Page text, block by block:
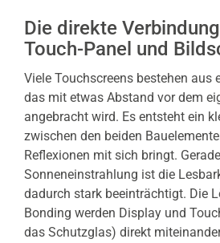
Die direkte
Touch-Panel und
Viele Touchscreens bestehen aus
das mit etwas Abstand vor dem
angebracht wird. Es entsteht ein
zwischen den beiden
Reflexionen mit sich bringt.
Sonneneinstrahlung ist die
dadurch stark beeinträchtigt. Die
Bonding werden Display und
das Schutzglas) direkt